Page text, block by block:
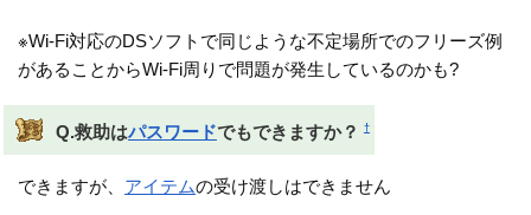
※Wi-Fi対応のDSソフトで同じような不定場所でのフリーズ例
があることからWi-Fi周りで問題が発生しているのかも?
Q.救助はパスワードでもできますか？ †
できますが、 アイテムの受け渡しはできません